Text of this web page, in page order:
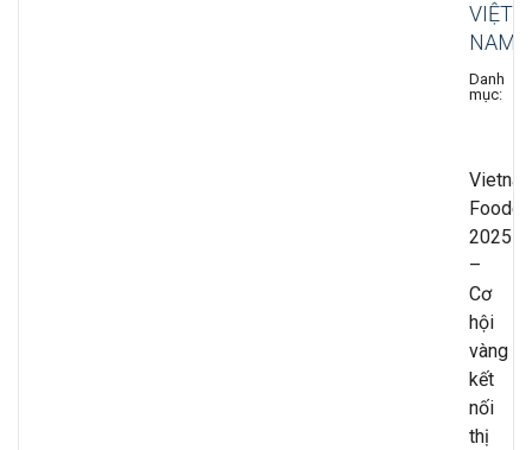
VIỆT
NAM
Danh
mục:
2025
–
Cơ
hội
vàng
kết
nối
thị